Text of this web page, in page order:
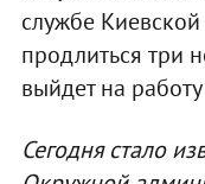
службе
продлиться три
выйдет на
Сегодня стало